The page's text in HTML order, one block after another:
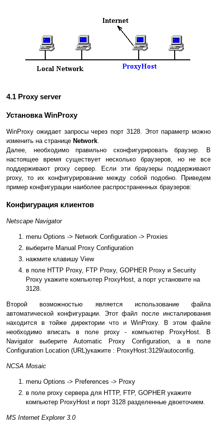
4.1 Proxy server
Установка WinProxy
WinProxy ожидает запросы через порт 3128. Этот параметр можно
изменить на странице Network.
Далее, необходимо правильно сконфигурировать браузер. В
настоящее время существует несколько браузеров, но не все
поддерживают proxy сервер. Если эти браузеры поддерживают
proxy, то их конфигурирование между собой подобно. Приведем
пример конфигурации наиболее распространенных браузеров:
Конфигурация клиентов
Netscape Navigator
menu Options -> Network Configuration -> Proxies
выберите Manual Proxy Configuration
нажмите клавишу View
в поле HTTP Proxy, FTP Proxy, GOPHER Proxy и Security
Proxy укажите компьютер ProxyHost, а порт установите на
3128.
Второй возможностью является использование файла
автоматической конфигурации. Этот файл после инсталирования
находится в тойже директории что и WinProxy. В этом файле
необходимо вписать в поле proxy - компьютер ProxyHost. В
Navigator выберите Automatic Proxy Configuration, а в поле
Configuration Location (URL)укажите : ProxyHost:3129/autoconfig.
NCSA Mosaic
menu Options -> Preferences -> Proxy
в поле proxy сервера для HTTP, FTP, GOPHER укажите
компьютер ProxyHost и порт 3128 разделенные двоеточием.
MS Internet Explorer 3.0